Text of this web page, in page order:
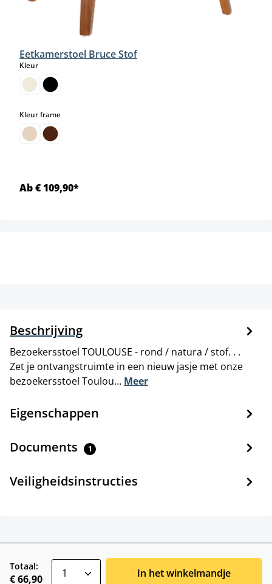
Eetkamerstoel Bruce Stof
Kleurselect
Kleur frameselect
Ab € 109,90*
Beschrijving
Bezoekersstoel TOULOUSE - rond / natura / stof. . .
Zet je ontvangstruimte in een nieuw jasje met onze
bezoekersstoel Toulou… Meer
Eigenschappen
Documents 1
Veiligheidsinstructies
Totaal:
€ 66,90 In het winkelmandje